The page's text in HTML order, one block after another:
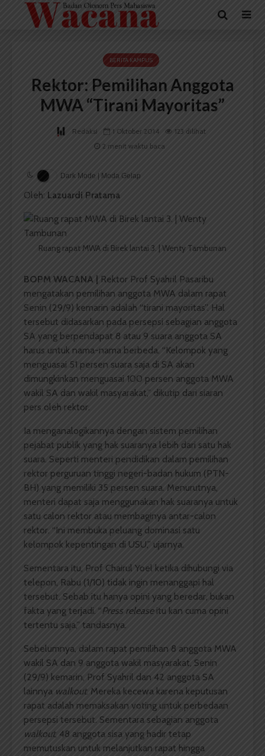
BERITA KAMPUS
Rektor: Pemilihan Anggota
MWA “Tirani Mayoritas”
Redaksi 1 Oktober 2014
123 dilihat
2 menit waktu baca
Dark Mode | Moda Gelap
Oleh: Lazuardi Pratama
Ruang rapat MWA di Birek lantai 3. | Wenty Tambunan
BOPM WACANA |
Rektor Prof Syahril Pasaribu
mengatakan pemilihan anggota MWA dalam rapat
Senin (29/9) kemarin adalah “tirani mayoritas”. Hal
tersebut didasarkan pada persepsi sebagian anggota
SA yang berpendapat 8 atau 9 suara anggota SA
harus untuk nama-nama berbeda. “Kelompok yang
menguasai 51 persen suara saja di SA akan
dimungkinkan menguasai 100 persen anggota MWA
wakil SA dan wakil masyarakat,” dikutip dari siaran
pers oleh rektor.
Ia menganalogikannya dengan sistem pemilihan
pejabat publik yang hak suaranya lebih dari satu hak
suara. Seperti menteri pendidikan dalam pemilihan
rektor perguruan tinggi negeri-badan hukum (PTN-
BH) yang memiliki 35 persen suara. Menurutnya,
menteri dapat saja menggunakan hak suaranya untuk
satu calon rektor atau membaginya antar-calon
rektor. “Ini membuka peluang dominasi satu
kelompok kepentingan di USU,” ujarnya.
Sementara itu, Prof Chairul Yoel ketika dihubungi via
telepon, Rabu (1/10) tidak ingin menanggapi hal
tersebut. Sebab itu hanya opini yang beredar, bukan
fakta yang terjadi. “Press releaseitu kan cuma opini
tertentu saja,” tandasnya.
Sebelumnya, dalam rapat pemilihan 8 anggota MWA
wakil SA dan 9 anggota wakil masyarakat, Senin
(29/9) kemarin, Prof Syahril dan 42 anggota SA
lainnya walkout. Mereka kecewa karena keputusan
rapat adalah memaksakan voting untuk perbedaan
persepsi tersebut. Sementara sebagian anggota
walkout, 48 anggota sisa yang hadir tetap
memutuskan untuk melanjutkan rapat hingga